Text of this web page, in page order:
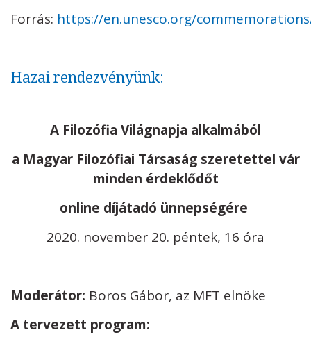
Forrás: https://en.unesco.org/
Hazai rendezvényünk:
A Filozófia Világnapja alkalmából
a Magyar Filozófiai Társaság szeretettel vár
minden érdeklődőt
online díjátadó ünnepségére
2020. november 20. péntek, 16 óra
Moderátor: Boros Gábor, az MFT elnöke
A tervezett program: